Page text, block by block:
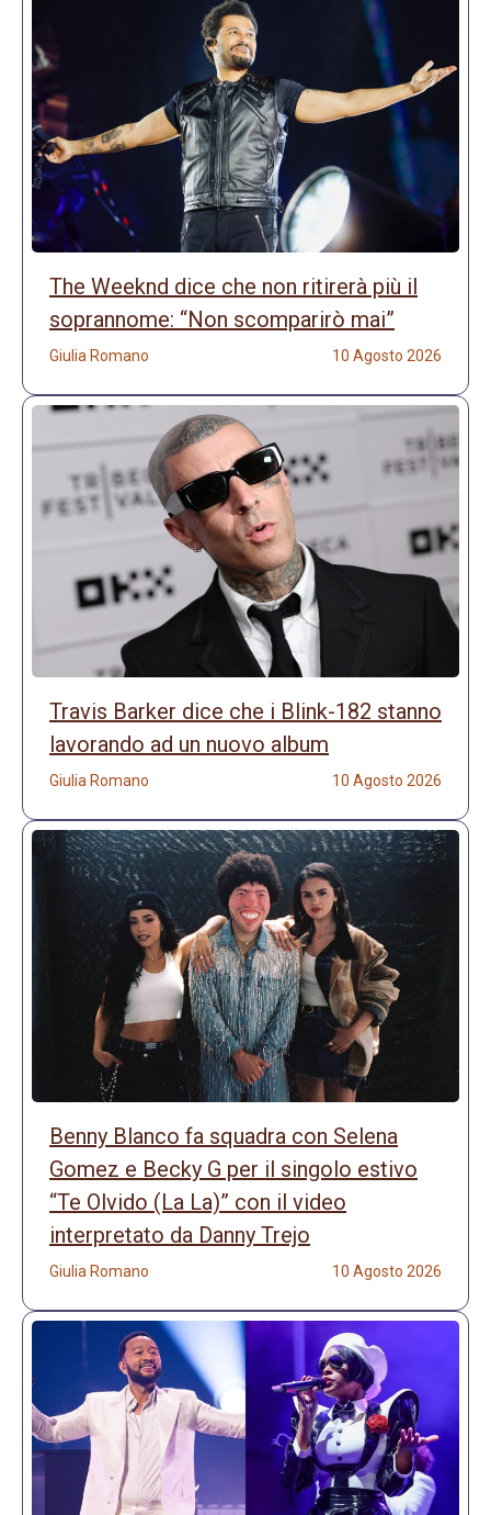
The Weeknd dice che non ritirerà più il
soprannome: “Non scomparirò mai”
Giulia Romano 10 Agosto 2026
Travis Barker dice che i Blink-182 stanno
lavorando ad un nuovo album
Giulia Romano 10 Agosto 2026
Benny Blanco fa squadra con Selena
Gomez e Becky G per il singolo estivo
“Te Olvido (La La)” con il video
interpretato da Danny Trejo
Giulia Romano 10 Agosto 2026